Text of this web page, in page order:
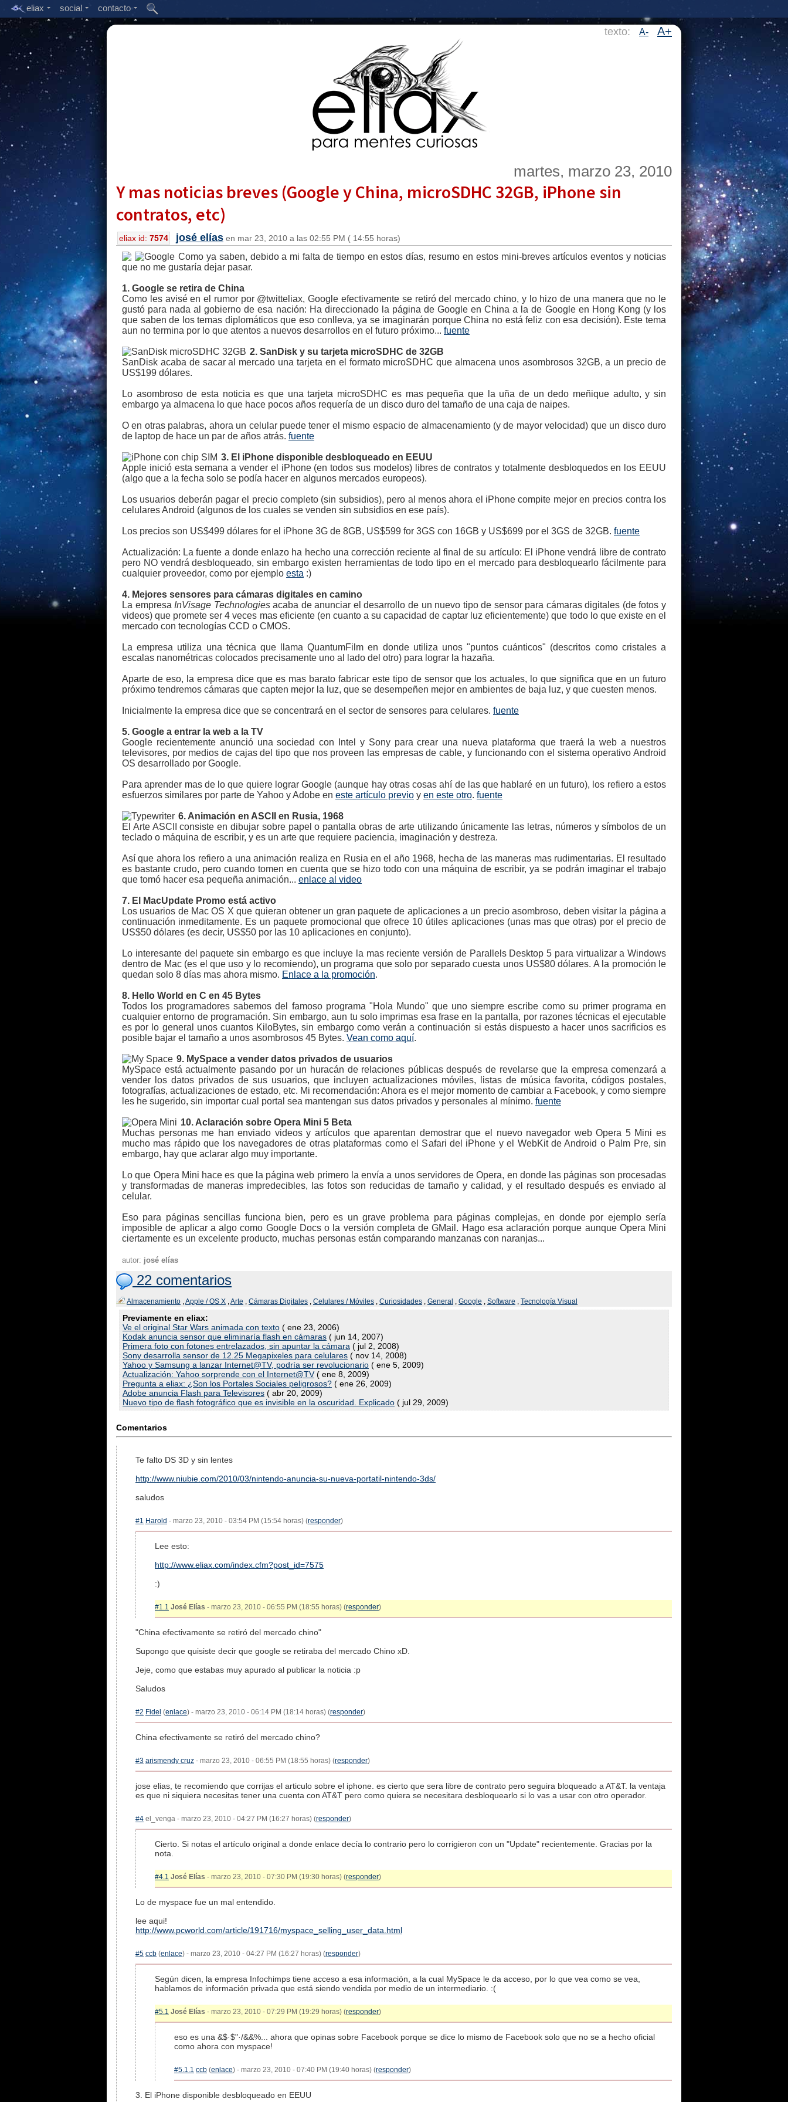
eliax social contacto
texto: A- A+
martes, marzo 23, 2010
Y mas noticias breves (Google y China, microSDHC 32GB, iPhone sin
contratos, etc)
eliax id: 7574 josé elías en mar 23, 2010 a las 02:55 PM ( 14:55 horas)
Como ya saben, debido a mi falta de tiempo en estos días, resumo en estos mini-breves artículos eventos y noticias
que no me gustaría dejar pasar.
1. Google se retira de China
Como les avisé en el rumor por @twitteliax, Google efectivamente se retiró del mercado chino, y lo hizo de una manera que no le
gustó para nada al gobierno de esa nación: Ha direccionado la página de Google en China a la de Google en Hong Kong (y los
que saben de los temas diplomáticos que eso conlleva, ya se imaginarán porque China no está feliz con esa decisión). Este tema
aun no termina por lo que atentos a nuevos desarrollos en el futuro próximo... fuente
2. SanDisk y su tarjeta microSDHC de 32GB
SanDisk acaba de sacar al mercado una tarjeta en el formato microSDHC que almacena unos asombrosos 32GB, a un precio de
US$199 dólares.
Lo asombroso de esta noticia es que una tarjeta microSDHC es mas pequeña que la uña de un dedo meñique adulto, y sin
embargo ya almacena lo que hace pocos años requería de un disco duro del tamaño de una caja de naipes.
O en otras palabras, ahora un celular puede tener el mismo espacio de almacenamiento (y de mayor velocidad) que un disco duro
de laptop de hace un par de años atrás. fuente
3. El iPhone disponible desbloqueado en EEUU
Apple inició esta semana a vender el iPhone (en todos sus modelos) libres de contratos y totalmente desbloquedos en los EEUU
(algo que a la fecha solo se podía hacer en algunos mercados europeos).
Los usuarios deberán pagar el precio completo (sin subsidios), pero al menos ahora el iPhone compite mejor en precios contra los
celulares Android (algunos de los cuales se venden sin subsidios en ese país).
Los precios son US$499 dólares for el iPhone 3G de 8GB, US$599 for 3GS con 16GB y US$699 por el 3GS de 32GB. fuente
Actualización: La fuente a donde enlazo ha hecho una corrección reciente al final de su artículo: El iPhone vendrá libre de contrato
pero NO vendrá desbloqueado, sin embargo existen herramientas de todo tipo en el mercado para desbloquearlo fácilmente para
cualquier proveedor, como por ejemplo esta :)
4. Mejores sensores para cámaras digitales en camino
La empresa InVisage Technologiesacaba de anunciar el desarrollo de un nuevo tipo de sensor para cámaras digitales (de fotos y
videos) que promete ser 4 veces mas eficiente (en cuanto a su capacidad de captar luz eficientemente) que todo lo que existe en el
mercado con tecnologías CCD o CMOS.
La empresa utiliza una técnica que llama QuantumFilm en donde utiliza unos "puntos cuánticos" (descritos como cristales a
escalas nanométricas colocados precisamente uno al lado del otro) para lograr la hazaña.
Aparte de eso, la empresa dice que es mas barato fabricar este tipo de sensor que los actuales, lo que significa que en un futuro
próximo tendremos cámaras que capten mejor la luz, que se desempeñen mejor en ambientes de baja luz, y que cuesten menos.
Inicialmente la empresa dice que se concentrará en el sector de sensores para celulares. fuente
5. Google a entrar la web a la TV
Google recientemente anunció una sociedad con Intel y Sony para crear una nueva plataforma que traerá la web a nuestros
televisores, por medios de cajas del tipo que nos proveen las empresas de cable, y funcionando con el sistema operativo Android
OS desarrollado por Google.
Para aprender mas de lo que quiere lograr Google (aunque hay otras cosas ahí de las que hablaré en un futuro), los refiero a estos
esfuerzos similares por parte de Yahoo y Adobe en este artículo previo y en este otro. fuente
6. Animación en ASCII en Rusia, 1968
El Arte ASCII consiste en dibujar sobre papel o pantalla obras de arte utilizando únicamente las letras, números y símbolos de un
teclado o máquina de escribir, y es un arte que requiere paciencia, imaginación y destreza.
Así que ahora los refiero a una animación realiza en Rusia en el año 1968, hecha de las maneras mas rudimentarias. El resultado
es bastante crudo, pero cuando tomen en cuenta que se hizo todo con una máquina de escribir, ya se podrán imaginar el trabajo
que tomó hacer esa pequeña animación... enlace al video
7. El MacUpdate Promo está activo
Los usuarios de Mac OS X que quieran obtener un gran paquete de aplicaciones a un precio asombroso, deben visitar la página a
continuación inmeditamente. Es un paquete promocional que ofrece 10 útiles aplicaciones (unas mas que otras) por el precio de
US$50 dólares (es decir, US$50 por las 10 aplicaciones en conjunto).
Lo interesante del paquete sin embargo es que incluye la mas reciente versión de Parallels Desktop 5 para virtualizar a Windows
dentro de Mac (es el que uso y lo recomiendo), un programa que solo por separado cuesta unos US$80 dólares. A la promoción le
quedan solo 8 días mas ahora mismo. Enlace a la promoción.
8. Hello World en C en 45 Bytes
Todos los programadores sabemos del famoso programa "Hola Mundo" que uno siempre escribe como su primer programa en
cualquier entorno de programación. Sin embargo, aun tu solo imprimas esa frase en la pantalla, por razones técnicas el ejecutable
es por lo general unos cuantos KiloBytes, sin embargo como verán a continuación si estás dispuesto a hacer unos sacrificios es
posible bajar el tamaño a unos asombrosos 45 Bytes. Vean como aquí.
9. MySpace a vender datos privados de usuarios
MySpace está actualmente pasando por un huracán de relaciones públicas después de revelarse que la empresa comenzará a
vender los datos privados de sus usuarios, que incluyen actualizaciones móviles, listas de música favorita, códigos postales,
fotografías, actualizaciones de estado, etc. Mi recomendación: Ahora es el mejor momento de cambiar a Facebook, y como siempre
les he sugerido, sin importar cual portal sea mantengan sus datos privados y personales al mínimo. fuente
10. Aclaración sobre Opera Mini 5 Beta
Muchas personas me han enviado videos y artículos que aparentan demostrar que el nuevo navegador web Opera 5 Mini es
mucho mas rápido que los navegadores de otras plataformas como el Safari del iPhone y el WebKit de Android o Palm Pre, sin
embargo, hay que aclarar algo muy importante.
Lo que Opera Mini hace es que la página web primero la envía a unos servidores de Opera, en donde las páginas son procesadas
y transformadas de maneras impredecibles, las fotos son reducidas de tamaño y calidad, y el resultado después es enviado al
celular.
Eso para páginas sencillas funciona bien, pero es un grave problema para páginas complejas, en donde por ejemplo sería
imposible de aplicar a algo como Google Docs o la versión completa de GMail. Hago esa aclaración porque aunque Opera Mini
ciertamente es un excelente producto, muchas personas están comparando manzanas con naranjas...
autor: josé elías
22 comentarios
Almacenamiento ,Apple / OS X ,Arte , Cámaras Digitales , Celulares / Móviles , Curiosidades , General , Google , Software , Tecnología Visual
Previamente en eliax:
Ve el original Star Wars animada con texto ( ene 23, 2006)
Kodak anuncia sensor que eliminaría flash en cámaras ( jun 14, 2007)
Primera foto con fotones entrelazados, sin apuntar la cámara ( jul 2, 2008)
Sony desarrolla sensor de 12.25 Megapixeles para celulares ( nov 14, 2008)
Yahoo y Samsung a lanzar Internet@TV, podría ser revolucionario ( ene 5, 2009)
Actualización: Yahoo sorprende con el Internet@TV( ene 8, 2009)
Pregunta a eliax: ¿Son los Portales Sociales peligrosos? ( ene 26, 2009)
Adobe anuncia Flash para Televisores ( abr 20, 2009)
Nuevo tipo de flash fotográfico que es invisible en la oscuridad. Explicado ( jul 29, 2009)
Comentarios
Te falto DS 3D y sin lentes
http://www.niubie.com/2010/03/nintendo-anuncia-su-nueva-portatil-nintendo-3ds/
saludos
#1 Harold - marzo 23, 2010 - 03:54 PM (15:54 horas) (responder)
Lee esto:
http://www.eliax.com/index.cfm?post_id=7575
:)
#1.1 José Elías - marzo 23, 2010 - 06:55 PM (18:55 horas) (responder)
"China efectivamente se retiró del mercado chino"
Supongo que quisiste decir que google se retiraba del mercado Chino xD.
Jeje, como que estabas muy apurado al publicar la noticia :p
Saludos
#2 Fidel (enlace) - marzo 23, 2010 - 06:14 PM (18:14 horas) (responder)
China efectivamente se retiró del mercado chino?
#3 arismendy cruz - marzo 23, 2010 - 06:55 PM (18:55 horas) (responder)
jose elias, te recomiendo que corrijas el articulo sobre el iphone. es cierto que sera libre de contrato pero seguira bloqueado a AT&T. la ventaja
es que ni siquiera necesitas tener una cuenta con AT&T pero como quiera se necesitara desbloquearlo si lo vas a usar con otro operador.
#4 el_venga - marzo 23, 2010 - 04:27 PM (16:27 horas) (responder)
Cierto. Si notas el artículo original a donde enlace decía lo contrario pero lo corrigieron con un "Update" recientemente. Gracias por la
nota.
#4.1 José Elías - marzo 23, 2010 - 07:30 PM (19:30 horas) (responder)
Lo de myspace fue un mal entendido.
lee aqui!
http://www.pcworld.com/article/191716/myspace_selling_user_data.html
#5 ccb (enlace) - marzo 23, 2010 - 04:27 PM (16:27 horas) (responder)
Según dicen, la empresa Infochimps tiene acceso a esa información, a la cual MySpace le da acceso, por lo que vea como se vea,
hablamos de información privada que está siendo vendida por medio de un intermediario. :(
#5.1 José Elías - marzo 23, 2010 - 07:29 PM (19:29 horas) (responder)
eso es una &$·$"·/&&%... ahora que opinas sobre Facebook porque se dice lo mismo de Facebook solo que no se a hecho oficial
como ahora con myspace!
#5.1.1 ccb (enlace) - marzo 23, 2010 - 07:40 PM (19:40 horas) (responder)
3. El iPhone disponible desbloqueado en EEUU